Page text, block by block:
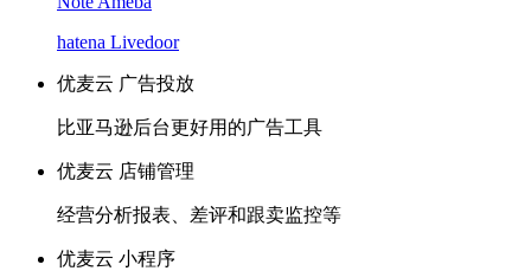
hatena Livedoor
优麦云 广告投放
比亚马逊后台更好用的广告工具
优麦云 店铺管理
经营分析报表、差评和跟卖监控等
优麦云 小程序